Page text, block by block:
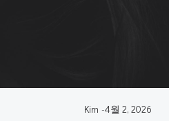
Kim -4월 2, 2026